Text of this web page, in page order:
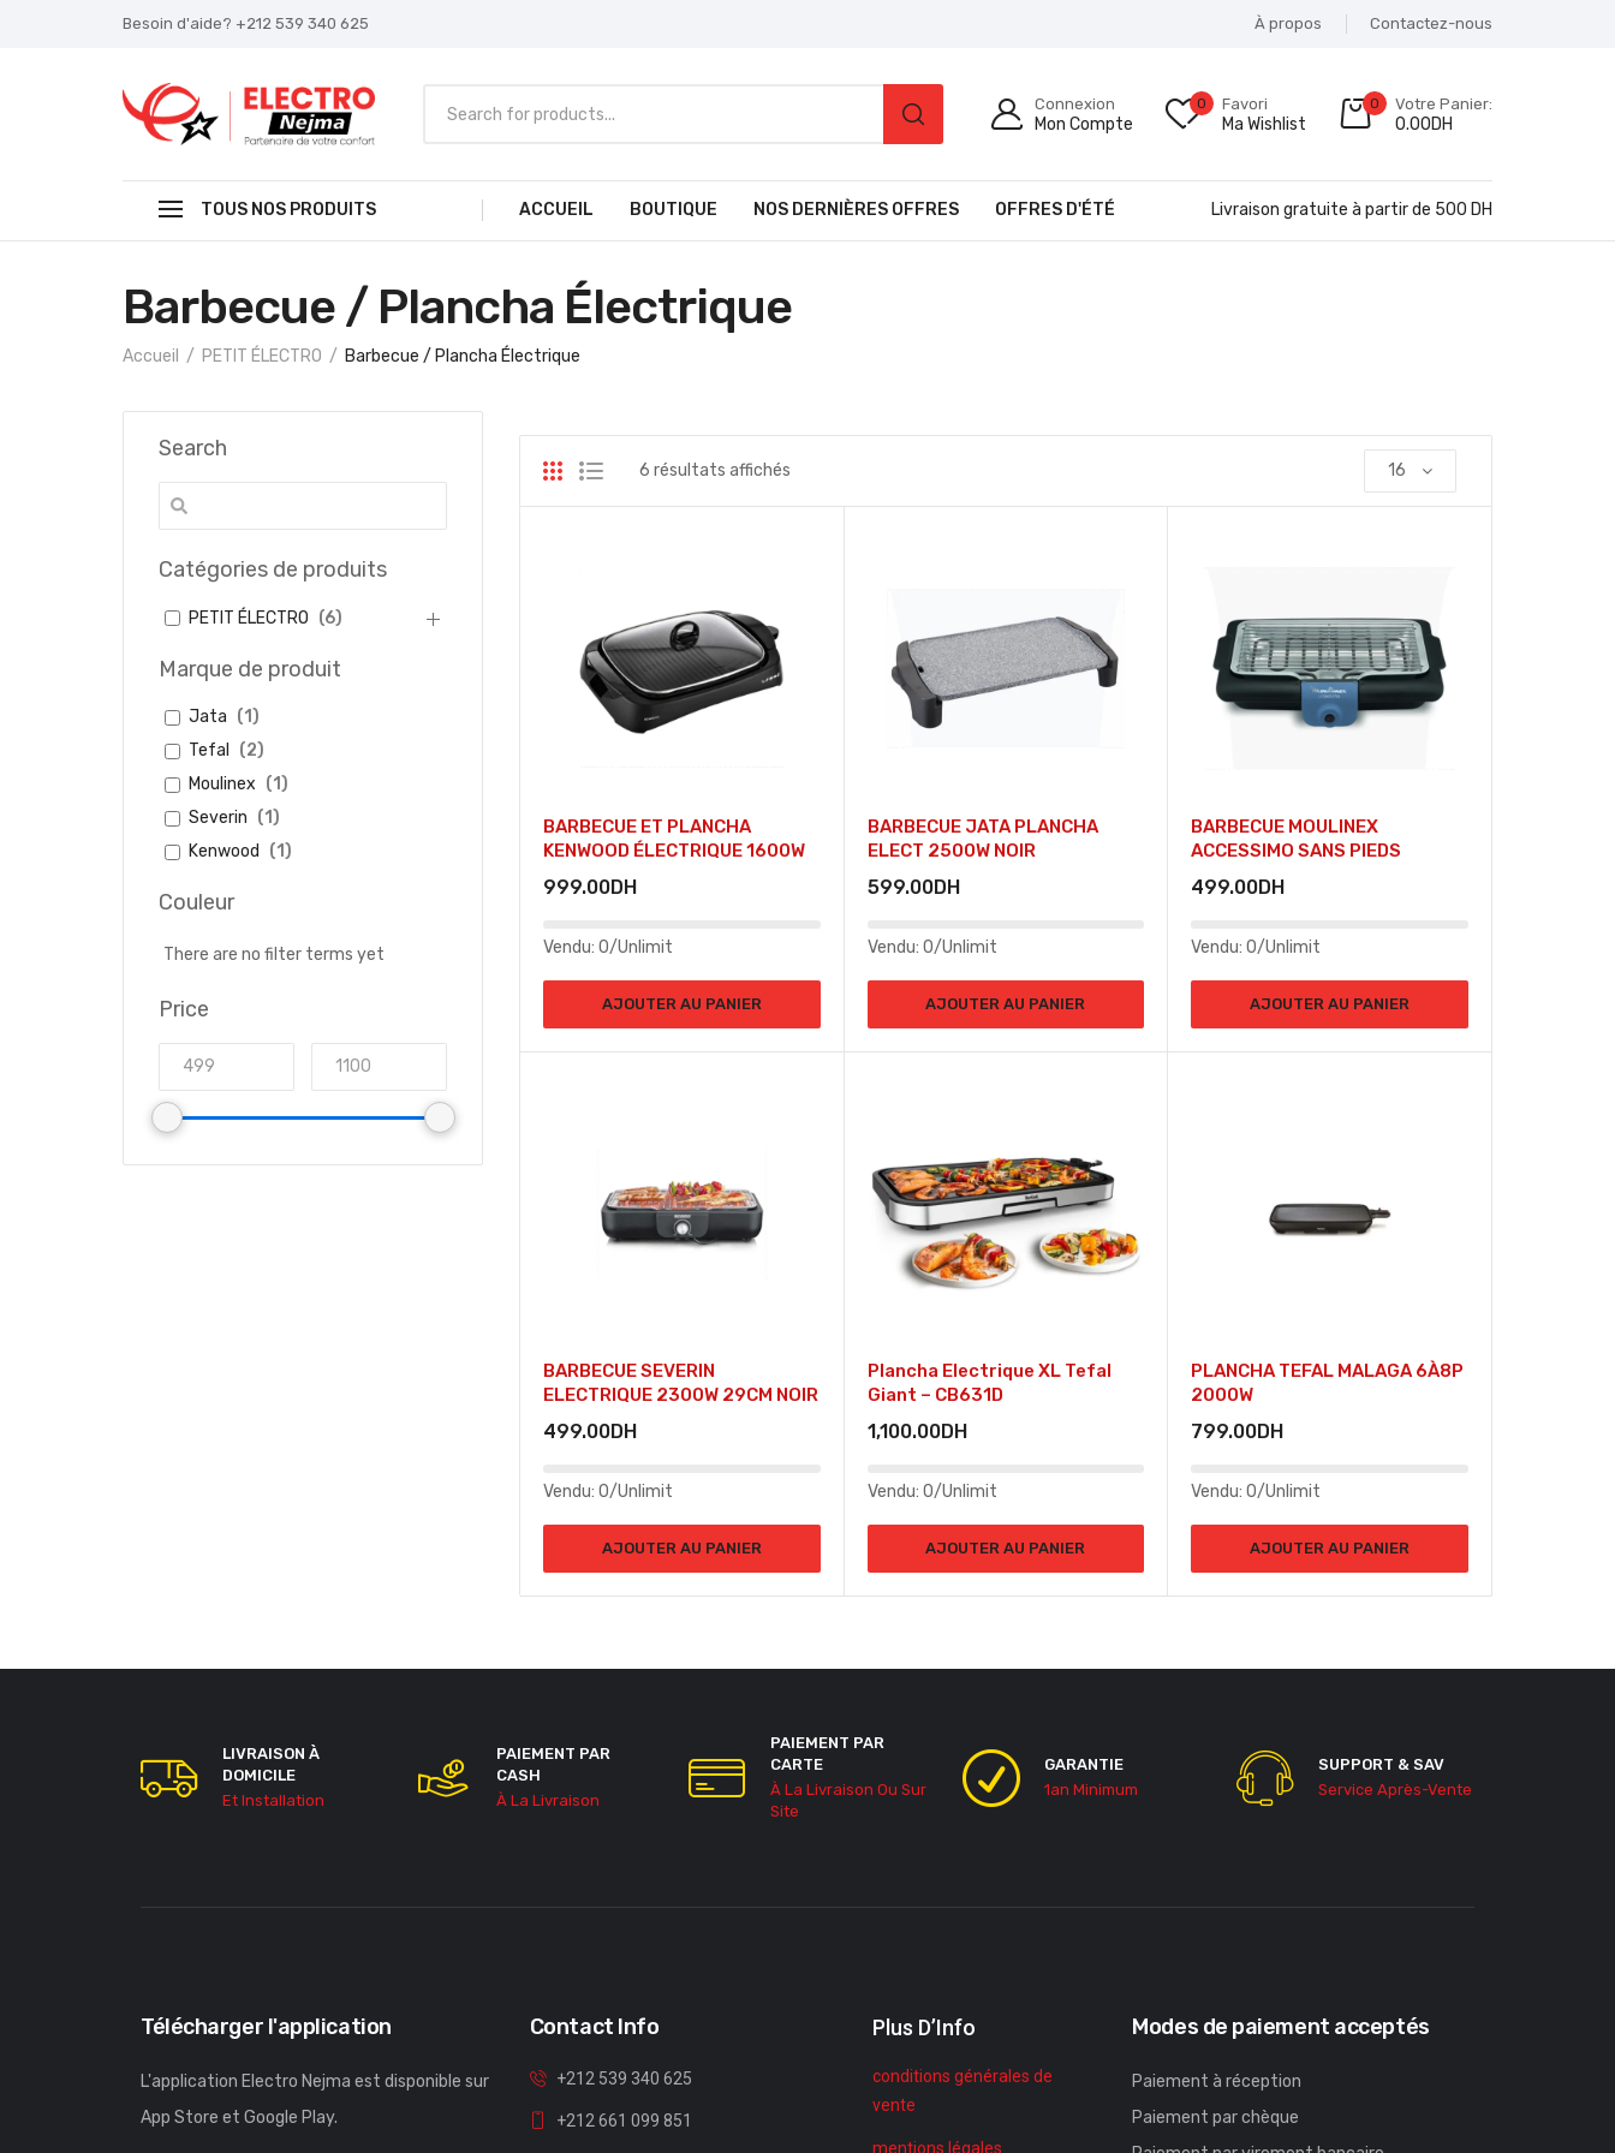
Besoin d'aide? +212 539 340 625 À propos Contactez-nous
Connexion
Mon Compte
0 Favori
Ma Wishlist
0 Votre Panier:
0.00DH
TOUS NOS PRODUITS ACCUEIL BOUTIQUE NOS DERNIÈRES OFFRES OFFRES D'ÉTÉ Livraison gratuite à partir de 500 DH
Barbecue / Plancha Électrique
Accueil PETIT ÉLECTRO Barbecue / Plancha Électrique
6 résultats affichés 16
BARBECUE ET PLANCHA
KENWOOD ÉLECTRIQUE 1600W
999.00DH
Vendu: 0/Unlimit
AJOUTER AU PANIER
BARBECUE JATA PLANCHA
ELECT 2500W NOIR
599.00DH
Vendu: 0/Unlimit
AJOUTER AU PANIER
BARBECUE MOULINEX
ACCESSIMO SANS PIEDS
499.00DH
Vendu: 0/Unlimit
AJOUTER AU PANIER
BARBECUE SEVERIN
ELECTRIQUE 2300W 29CM NOIR
499.00DH
Vendu: 0/Unlimit
AJOUTER AU PANIER
Plancha Electrique XL Tefal
Giant – CB631D
1,100.00DH
Vendu: 0/Unlimit
AJOUTER AU PANIER
PLANCHA TEFAL MALAGA 6À8P
2000W
799.00DH
Vendu: 0/Unlimit
AJOUTER AU PANIER
Search
Catégories de produits
PETIT ÉLECTRO (6)
Marque de produit
Jata (1)
Tefal
(2)
Moulinex (1)
Severin (1)
Kenwood
(1)
Couleur
There are no filter terms yet
Price
LIVRAISON À
DOMICILE
Et Installation
PAIEMENT PAR
CASH
À La Livraison
PAIEMENT PAR
CARTE
À La Livraison Ou Sur
Site
GARANTIE
1an Minimum
SUPPORT & SAV
Service Après-Vente
Télécharger l'application
L'application Electro Nejma est disponible sur
App Store et Google Play.
Contact Info
+212 539 340 625
+212 661 099 851
Plus D’Info
conditions générales de
vente
mentions légales
Modes de paiement acceptés
Paiement à réception
Paiement par chèque